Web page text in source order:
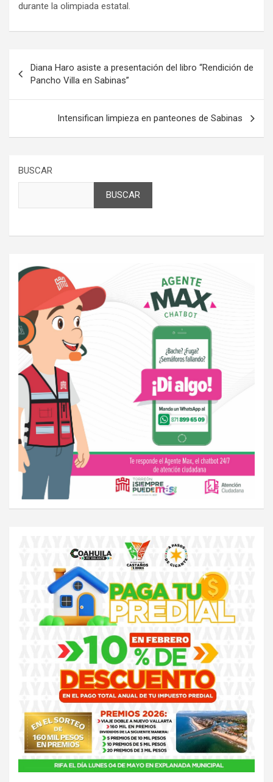
durante la olimpiada estatal.
de
entradas
Diana Haro asiste a presentación del libro “Rendición de
Pancho Villa en Sabinas”
Intensifican limpieza en panteones de Sabinas
BUSCAR
BUSCAR